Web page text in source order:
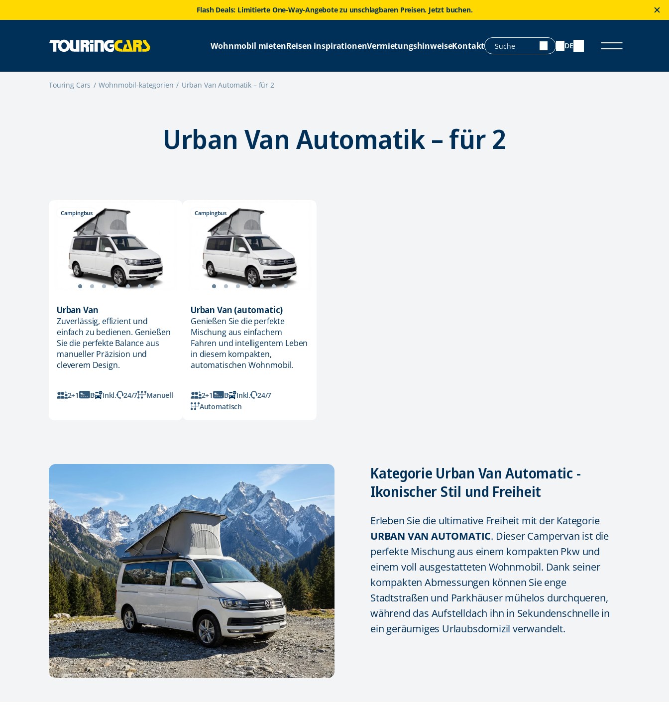
Flash Deals: Limitierte One-Way-Angebote zu unschlagbaren Preisen. Jetzt buchen.
Wohnmobil mietenReisen inspirationenVermietungshinweiseKontakt DE
Touring Cars Wohnmobil-kategorien Urban Van Automatik – für 2
Urban Van Automatik – für 2
Campingbus
Urban Van
Zuverlässig, effizient und
einfach zu bedienen. Genießen
Sie die perfekte Balance aus
manueller Präzision und
cleverem Design.
2+1 B Inkl. 24/7 Manuell
Campingbus
Urban Van (automatic)
Genießen Sie die perfekte
Mischung aus einfachem
Fahren und intelligentem Leben
in diesem kompakten,
automatischen Wohnmobil.
2+1 B Inkl.
24/7
Automatisch
Kategorie Urban Van Automatic -
Ikonischer Stil und Freiheit
Erleben Sie die ultimative Freiheit mit der Kategorie
URBAN VAN AUTOMATIC. Dieser Campervan ist die
perfekte Mischung aus einem kompakten Pkw und
einem voll ausgestatteten Wohnmobil. Dank seiner
kompakten Abmessungen können Sie enge
Stadtstraßen und Parkhäuser mühelos durchqueren,
während das Aufstelldach ihn in Sekundenschnelle in
ein geräumiges Urlaubsdomizil verwandelt.